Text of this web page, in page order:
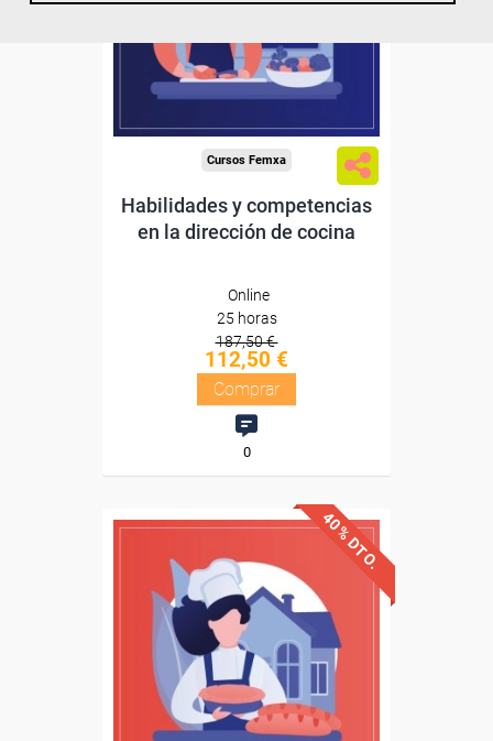
Sin requisitos de acceso
Diploma
Compra segura
Cursos Femxa
Habilidades y competencias
en la dirección de cocina
Online
25 horas
187,50 €
112,50 €
Comprar
0
40% DTO.
Descuentos especiales
Sin requisitos de acceso
Diploma